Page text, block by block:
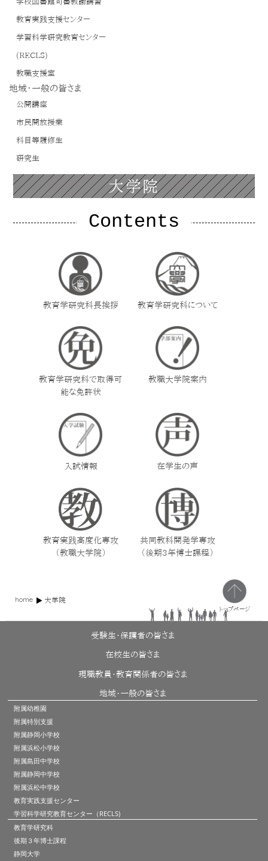
教育実践支援センター
学習科学研究教育センター
(RECLS)
教職支援室
地域・一般の皆さま
公開講座
市民開放授業
科目等履修生
研究生
大学院
Contents
教育学研究科長挨拶 教育学研究科について
教育学研究科で取得可
能な免許状
教職大学院案内
入試情報 在学生の声
教育実践高度化専攻
（教職大学院）
共同教科開発学専攻
（後期3年博士課程）
home 大学院
トップページ
受験生・保護者の皆さま
在校生の皆さま
現職教員・教育関係者の皆さま
地域・一般の皆さま
附属幼稚園
附属特別支援
附属静岡小学校
附属浜松小学校
附属島田中学校
附属静岡中学校
附属浜松中学校
教育実践支援センター
学習科学研究教育センター（RECLS)
教育学研究科
後期３年博士課程
静岡大学